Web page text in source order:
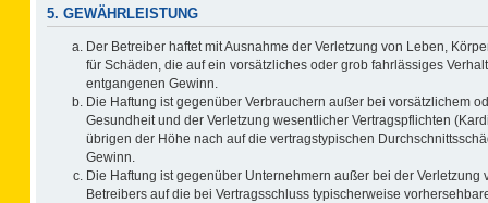
5. GEWÄHRLEISTUNG
Der Betreiber haftet mit Ausnahme der Verletzung von Leben,
für Schäden, die auf ein vorsätzliches oder grob fahrlässiges
entgangenen Gewinn.
Die Haftung ist gegenüber Verbrauchern außer bei vorsätzlichem
Gesundheit und der Verletzung wesentlicher Vertragspflichten
übrigen der Höhe nach auf die vertragstypischen
Gewinn.
Die Haftung ist gegenüber Unternehmern außer bei der
Betreibers auf die bei Vertragsschluss typischerweise